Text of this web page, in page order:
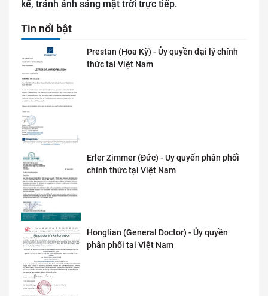
kể, tránh ánh sáng mặt trời trực tiếp.
Tin nổi bật
Prestan (Hoa Kỳ) - Ủy quyền đại lý chính
thức tai Việt Nam
Erler Zimmer (Đức) - Uy quyển phân phối
chính thức tại Việt Nam
Honglian (General Doctor) - Ủy quyền
phân phối tai Việt Nam